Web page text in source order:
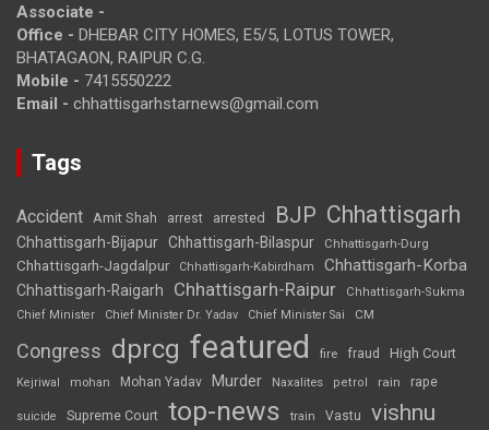
Associate -
Office - DHEBAR CITY HOMES, E5/5, LOTUS TOWER,
BHATAGAON, RAIPUR C.G.
Mobile - 7415550222
Email - chhattisgarhstarnews@gmail.com
Tags
Accident Amit Shah arrest arrested BJP Chhattisgarh
Chhattisgarh-Bijapur Chhattisgarh-Bilaspur Chhattisgarh-Durg
Chhattisgarh-Jagdalpur Chhattisgarh-Kabirdham Chhattisgarh-Korba
Chhattisgarh-Raigarh Chhattisgarh-Raipur
Chhattisgarh-Sukma
Chief Minister
Chief Minister Dr. Yadav Chief Minister Sai CM
Congress dprcg featured fire fraud High Court
Kejriwal mohan Mohan Yadav Murder Naxalites petrol rain rape
suicide Supreme Court top-news train Vastu vishnu